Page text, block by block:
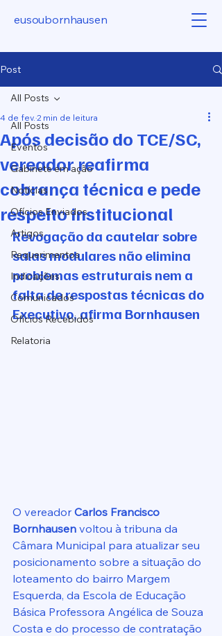
eusoubornhausen
Post
All Posts
Eventos
Gabinete em ação
Notícias
Ofícios Enviados
Artigos
Requerimentos
Indicações
Comunicados
Ofícios Recebidos
Relatoria
All Posts
Após decisão do TCE/SC,
vereador reafirma
cobrança técnica e pede
respeito institucional
4 de fev. 2 min de leitura
Revogação da cautelar sobre
salas modulares não elimina
problemas estruturais nem a
falta de respostas técnicas do
Executivo, afirma Bornhausen
O vereador Carlos Francisco
Bornhausen voltou à tribuna da
Câmara Municipal para atualizar seu
posicionamento sobre a situação do
loteamento do bairro Margem
Esquerda, da Escola de Educação
Básica Professora Angélica de Souza
Costa e do processo de contratação